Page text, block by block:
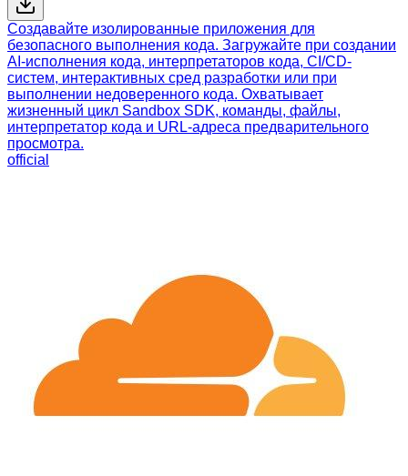
Создавайте изолированные приложения для
безопасного выполнения кода. Загружайте при создании
AI-исполнения кода, интерпретаторов кода, CI/CD-
систем, интерактивных сред разработки или при
выполнении недоверенного кода. Охватывает
жизненный цикл Sandbox SDK, команды, файлы,
интерпретатор кода и URL-адреса предварительного
просмотра.
official